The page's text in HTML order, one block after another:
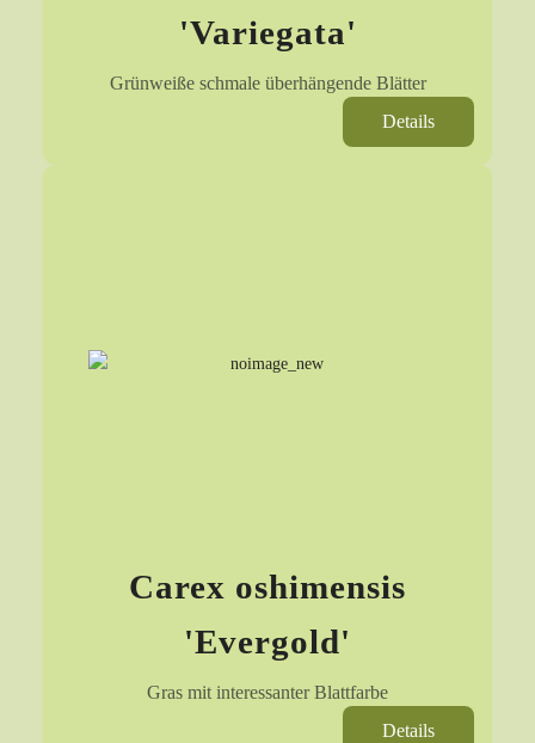
'Variegata'
Grünweiße schmale überhängende Blätter
Details
Carex oshimensis
'Evergold'
Gras mit interessanter Blattfarbe
Details